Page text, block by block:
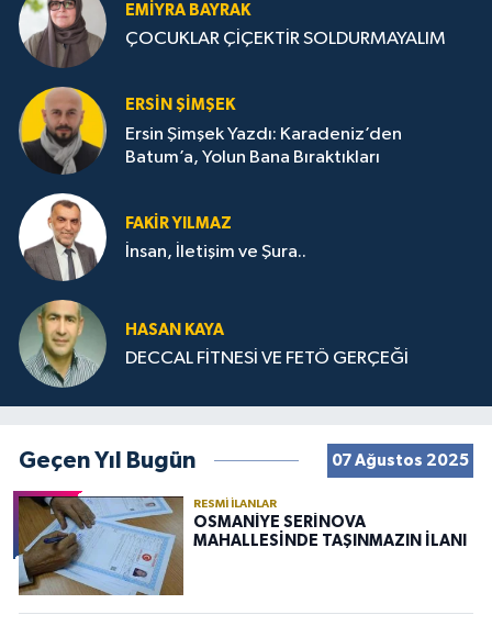
EMIYRA BAYRAK
ÇOCUKLAR ÇİÇEKTİR SOLDURMAYALIM
ERSIN ŞIMŞEK
Ersin Şimşek Yazdı: Karadeniz’den
Batum’a, Yolun Bana Bıraktıkları
FAKIR YILMAZ
İnsan, İletişim ve Şura..
HASAN KAYA
DECCAL FİTNESİ VE FETÖ GERÇEĞİ
Geçen Yıl Bugün 07 Ağustos 2025
RESMI İLANLAR
OSMANİYE SERİNOVA
MAHALLESİNDE TAŞINMAZIN İLANI